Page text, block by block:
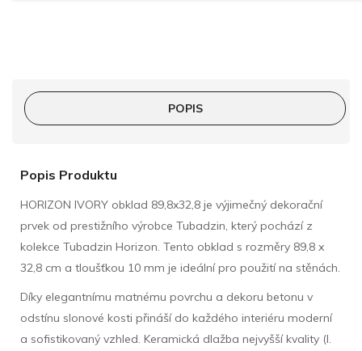
POPIS
Popis Produktu
HORIZON IVORY obklad 89,8x32,8 je výjimečný dekorační
prvek od prestižního výrobce Tubadzin, který pochází z
kolekce Tubadzin Horizon. Tento obklad s rozměry 89,8 x
32,8 cm a tloušťkou 10 mm je ideální pro použití na stěnách.
Díky elegantnímu matnému povrchu a dekoru betonu v
odstínu slonové kosti přináší do každého interiéru moderní
a sofistikovaný vzhled. Keramická dlažba nejvyšší kvality (I.